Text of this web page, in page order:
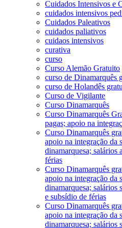
Cuidados Intensivos e
cuidados intensivos
Cuidados Paleativos
cuidados paliativos
cuidaos intensivos
curativa
curso
Curso Alemão Gratuito
curso de Dinamarquês
curso de Holandês
Curso de Vigilante
Curso Dinamarquês
Curso Dinamarquês
pagas; apoio na
Curso Dinamarquês
apoio na integração da
dinamarquesa; salários
férias
Curso Dinamarquês
apoio na integração da
dinamarquesa; salários
e subsídio de férias
Curso Dinamarquês
apoio na integração da
dinamarquesa; salários